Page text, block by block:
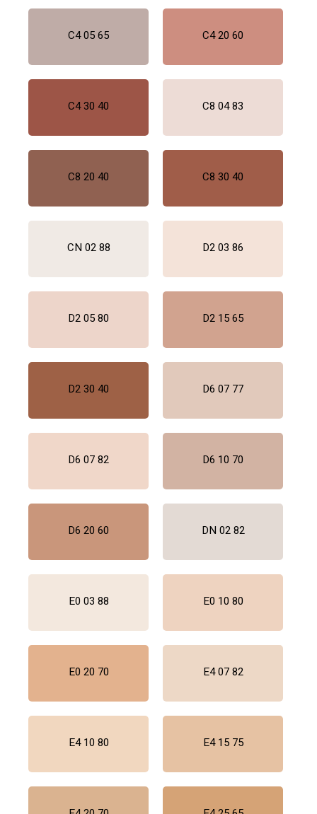
C4 05 65 C4 20 60
C4 30 40 C8 04 83
C8 20 40 C8 30 40
CN 02 88 D2 03 86
D2 05 80 D2 15 65
D2 30 40 D6 07 77
D6 07 82 D6 10 70
D6 20 60 DN 02 82
E0 03 88 E0 10 80
E0 20 70 E4 07 82
E4 10 80 E4 15 75